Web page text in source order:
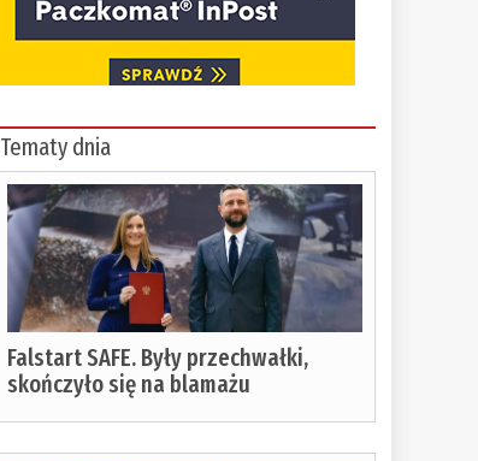
Tematy dnia
Falstart SAFE. Były przechwałki,
skończyło się na blamażu